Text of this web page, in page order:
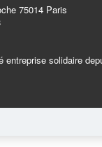
75014 Paris
entreprise solidaire